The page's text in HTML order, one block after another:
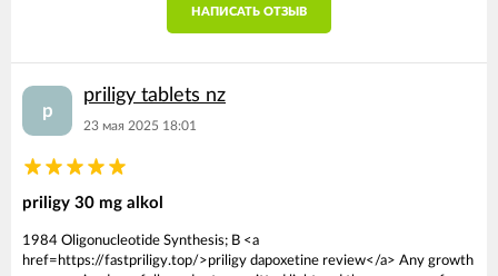
НАПИСАТЬ ОТЗЫВ
p
priligy tablets nz
23 мая 2025 18:01
priligy 30 mg alkol
1984 Oligonucleotide Synthesis; B <a
href=https://fastpriligy.top/>priligy dapoxetine review</a> Any growth